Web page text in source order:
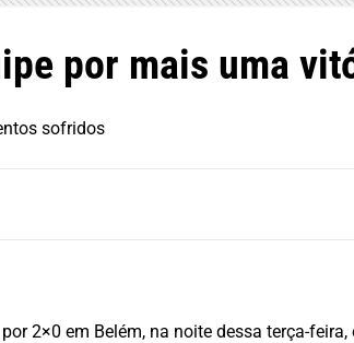
por mais uma
sofridos
2×0 em Belém, na noite dessa terça-